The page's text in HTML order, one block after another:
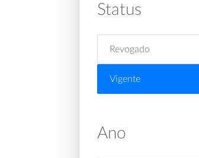
Status
Revogado
Vigente
Ano